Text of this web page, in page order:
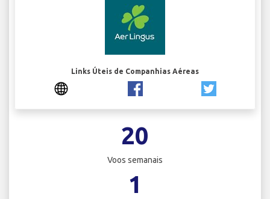
Links Úteis de Companhias Aéreas
20
Voos semanais
1